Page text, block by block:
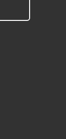
данных в
обработки